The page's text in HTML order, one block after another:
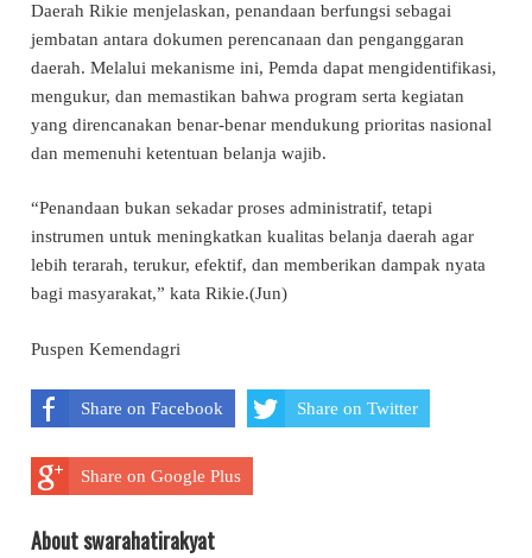
Daerah Rikie menjelaskan, penandaan berfungsi sebagai
jembatan antara dokumen perencanaan dan penganggaran
daerah. Melalui mekanisme ini, Pemda dapat mengidentifikasi,
mengukur, dan memastikan bahwa program serta kegiatan
yang direncanakan benar-benar mendukung prioritas nasional
dan memenuhi ketentuan belanja wajib.
“Penandaan bukan sekadar proses administratif, tetapi
instrumen untuk meningkatkan kualitas belanja daerah agar
lebih terarah, terukur, efektif, dan memberikan dampak nyata
bagi masyarakat,” kata Rikie.(Jun)
Puspen Kemendagri
Share on Facebook Share on Twitter
Share on Google Plus
About swarahatirakyat